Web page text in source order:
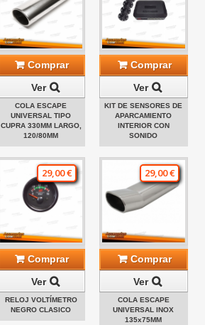
Comprar
Ver
COLA ESCAPE
UNIVERSAL TIPO
CUPRA 330MM LARGO,
120/80MM
Comprar
Ver
KIT DE SENSORES DE
APARCAMIENTO
INTERIOR CON
SONIDO
29,00 €
Comprar
Ver
RELOJ VOLTÍMETRO
NEGRO CLASICO
29,00 €
Comprar
Ver
COLA ESCAPE
UNIVERSAL INOX
135x75MM